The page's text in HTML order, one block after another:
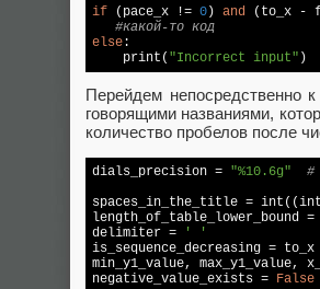
if (pace_x != 0) and (to_x -
#какой-то код
else:
    print(
"Incorrect input"
Перейдем непосредственно
говорящими названиями,
количество пробелов после
dials_precision = "%10.6g"
#
spaces_in_the_title =
length_of_table_lower_bound
delimiter =
' '
is_sequence_decreasing =
min_y1_value, max_y1_value,
negative_value_exists = False